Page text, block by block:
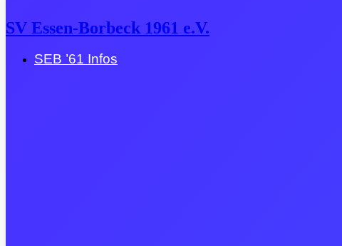
SV Essen-Borbeck 1961 e.V.
SEB ’61 Infos